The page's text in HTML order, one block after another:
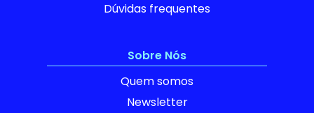
Dúvidas frequentes
Sobre Nós
Quem somos
Newsletter